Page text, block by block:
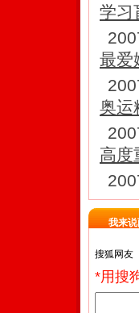
学习
最爱
奥运
高度
我来
*用搜